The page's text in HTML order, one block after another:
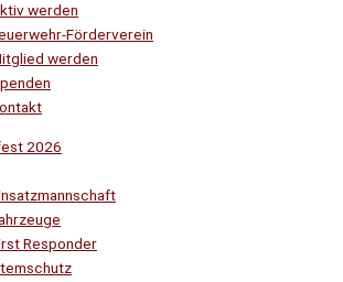
werden
Förderverein
werden
2026
Responder